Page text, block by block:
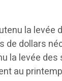
la levée
de dollars
la levée
au